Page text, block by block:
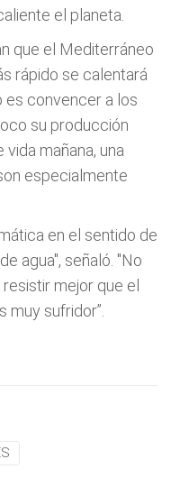
el planeta.
que el Mediterráneo
rápido se calentará
es convencer a los
su producción
mañana, una
especialmente
en el sentido de
agua", señaló. "No
mejor que el
muy sufridor”.